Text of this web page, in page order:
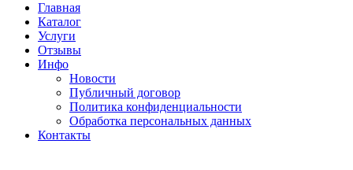
Главная
Каталог
Услуги
Отзывы
Инфо
Новости
Публичный договор
Политика конфиденциальности
Обработка персональных данных
Контакты